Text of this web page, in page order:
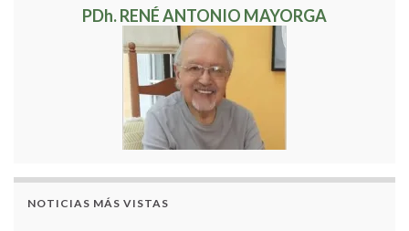
PDh. RENÉ ANTONIO MAYORGA
NOTICIAS MÁS VISTAS